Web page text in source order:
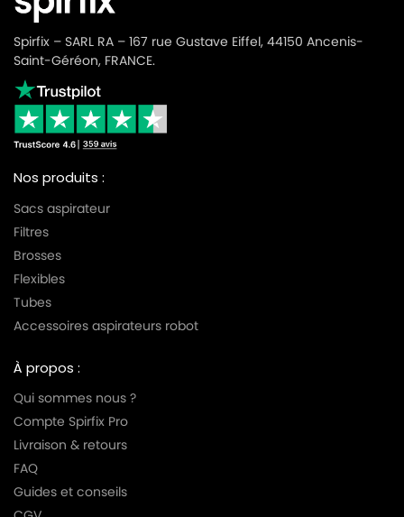
Spirfix – SARL RA – 167 rue Gustave Eiffel, 44150 Ancenis-
Saint-Géréon, FRANCE.
Nos produits :
Sacs aspirateur
Filtres
Brosses
Flexibles
Tubes
Accessoires aspirateurs robot
À propos :
Qui sommes nous ?
Compte Spirfix Pro
Livraison & retours
FAQ
Guides et conseils